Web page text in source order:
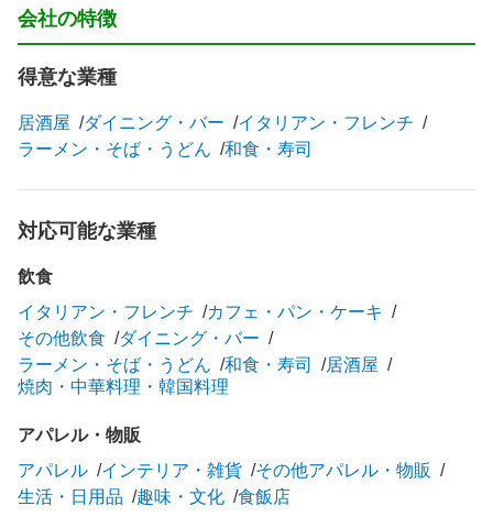
会社の特徴
得意な業種
居酒屋 ダイニング・バー
イタリアン・フレンチ
ラーメン・そば・うどん
和食・寿司
対応可能な業種
飲食
イタリアン・フレンチ
カフェ・パン・ケーキ
その他飲食
ダイニング・バー
ラーメン・そば・うどん
和食・寿司
居酒屋
焼肉・中華料理・韓国料理
アパレル・物販
アパレル
インテリア・雑貨
その他アパレル・物販
生活・日用品
趣味・文化 食飯店